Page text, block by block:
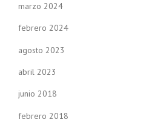
marzo 2024
febrero 2024
agosto 2023
abril 2023
junio 2018
febrero 2018